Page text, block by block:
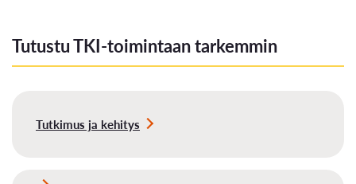
Tutustu TKI-toimintaan tarkemmin
Tutkimus ja kehitys